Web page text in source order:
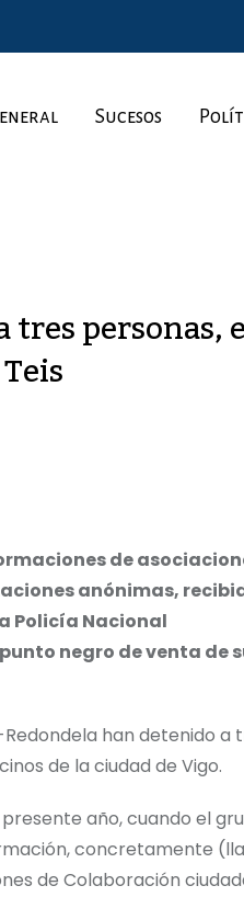
Sucesos
tres
de
anónimas,
Policía Nacional
negro de venta de
han detenido
de la ciudad de Vigo.
año, cuando el
concretamente
de Colaboración